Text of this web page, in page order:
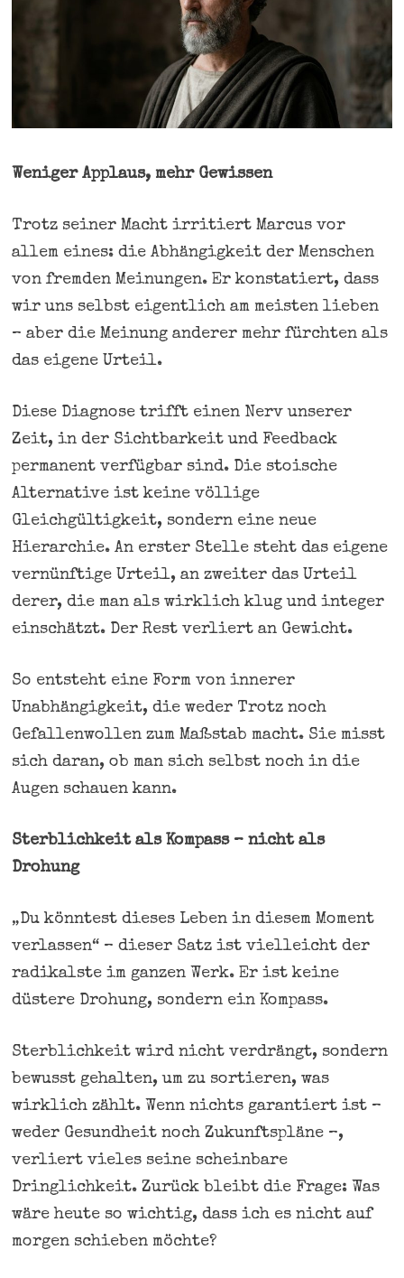
Weniger Applaus, mehr Gewissen
Trotz seiner Macht irritiert Marcus vor
allem eines: die Abhängigkeit der Menschen
von fremden Meinungen. Er konstatiert, dass
wir uns selbst eigentlich am meisten lieben
– aber die Meinung anderer mehr fürchten als
das eigene Urteil.
Diese Diagnose trifft einen Nerv unserer
Zeit, in der Sichtbarkeit und Feedback
permanent verfügbar sind. Die stoische
Alternative ist keine völlige
Gleichgültigkeit, sondern eine neue
Hierarchie. An erster Stelle steht das eigene
vernünftige Urteil, an zweiter das Urteil
derer, die man als wirklich klug und integer
einschätzt. Der Rest verliert an Gewicht.
So entsteht eine Form von innerer
Unabhängigkeit, die weder Trotz noch
Gefallenwollen zum Maßstab macht. Sie misst
sich daran, ob man sich selbst noch in die
Augen schauen kann.
Sterblichkeit als Kompass – nicht als
Drohung
„Du könntest dieses Leben in diesem Moment
verlassen“ – dieser Satz ist vielleicht der
radikalste im ganzen Werk. Er ist keine
düstere Drohung, sondern ein Kompass.
Sterblichkeit wird nicht verdrängt, sondern
bewusst gehalten, um zu sortieren, was
wirklich zählt. Wenn nichts garantiert ist –
weder Gesundheit noch Zukunftspläne –,
verliert vieles seine scheinbare
Dringlichkeit. Zurück bleibt die Frage: Was
wäre heute so wichtig, dass ich es nicht auf
morgen schieben möchte?